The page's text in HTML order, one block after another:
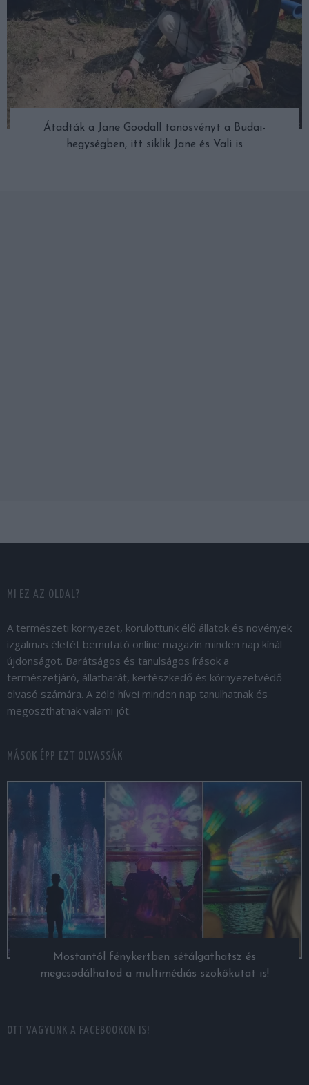
Átadták a Jane Goodall tanösvényt a Budai-
hegységben, itt siklik Jane és Vali is
MI EZ AZ OLDAL?
A természeti környezet, körülöttünk élő állatok és növények
izgalmas életét bemutató online magazin minden nap kínál
újdonságot. Barátságos és tanulságos írások a
természetjáró, állatbarát, kertészkedő és környezetvédő
olvasó számára. A zöld hívei minden nap tanulhatnak és
megoszthatnak valami jót.
MÁSOK ÉPP EZT OLVASSÁK
Mostantól fénykertben sétálgathatsz és
megcsodálhatod a multimédiás szökőkutat is!
OTT VAGYUNK A FACEBOOKON IS!